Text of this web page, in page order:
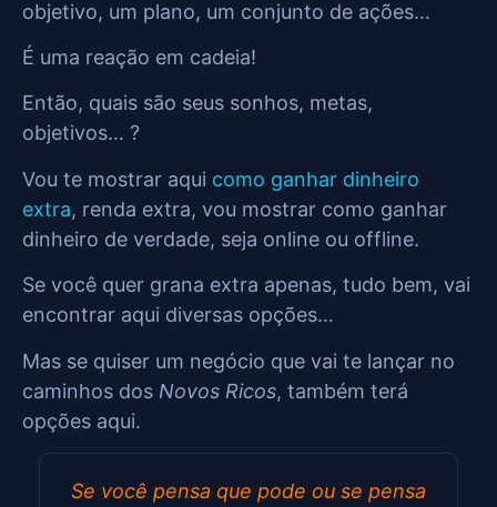
objetivo, um plano, um conjunto de ações…
É uma reação em cadeia!
Então, quais são seus sonhos, metas,
objetivos… ?
Vou te mostrar aqui como ganhar dinheiro
extra, renda extra, vou mostrar como ganhar
dinheiro de verdade, seja online ou offline.
Se você quer grana extra apenas, tudo bem, vai
encontrar aqui diversas opções…
Mas se quiser um negócio que vai te lançar no
caminhos dos Novos Ricos, também terá
opções aqui.
Se você pensa que pode ou se pensa